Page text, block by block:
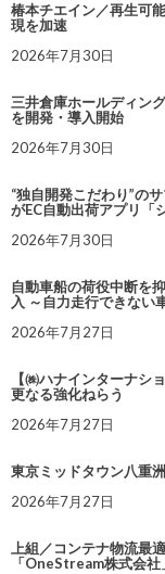
椿本チエイン／再生可
現を加速
2026年7月30日
三井倉庫ホールディン
を開発・導入開始
2026年7月30日
“独自開発こだわり”の
がEC自動出荷アプリ「
2026年7月30日
自動車船の荷役中断を
入 ～自力走行できない
2026年7月27日
【㈱ハナインターナシ
更なる強化ねらう
2026年7月27日
東京ミッドタウン八重
2026年7月27日
上組／コンテナ物流最
「OneStream株式会